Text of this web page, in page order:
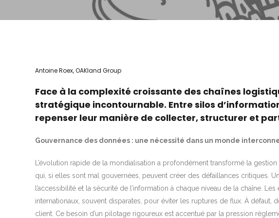
Antoine Roex, OAKland Group
Face à la complexité croissante des chaînes
stratégique incontournable. Entre silos
repenser leur manière de collecter, structurer et
Gouvernance des données : une nécessité dans un monde
L’évolution rapide de la mondialisation a profondément transformé la
qui, si elles sont mal gouvernées, peuvent créer des défaillances critiques.
l’accessibilité et la sécurité de l’information à chaque niveau de la chaîne.
internationaux, souvent disparates, pour éviter les ruptures de flux. À
client. Ce besoin d’un pilotage rigoureux est accentué par la pression